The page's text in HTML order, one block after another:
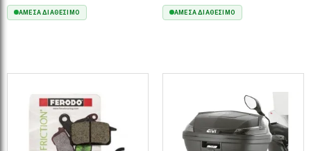
ΆΜΕΣΑ ΔΙΑΘΈΣΙΜΟ ΆΜΕΣΑ ΔΙΑΘΈΣΙΜΟ